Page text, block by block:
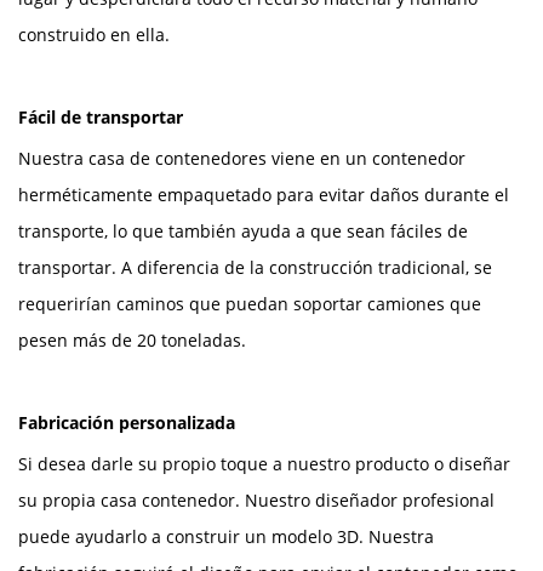
construido en ella.
Fácil de transportar
Nuestra casa de contenedores viene en un contenedor
herméticamente empaquetado para evitar daños durante el
transporte, lo que también ayuda a que sean fáciles de
transportar. A diferencia de la construcción tradicional, se
requerirían caminos que puedan soportar camiones que
pesen más de 20 toneladas.
Fabricación personalizada
Si desea darle su propio toque a nuestro producto o diseñar
su propia casa contenedor. Nuestro diseñador profesional
puede ayudarlo a construir un modelo 3D. Nuestra